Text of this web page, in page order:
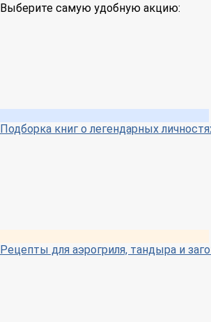
Выберите самую удобную акцию:
Подборка книг о легендарных
Рецепты для аэрогриля, тандыра и